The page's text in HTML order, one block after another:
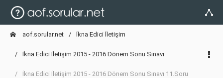
aof.sorular.net İkna Edici İletişim
İkna Edici İletişim 2015 - 2016 Dönem Sonu Sınavı
İkna Edici İletişim 2015 - 2016 Dönem Sonu Sınavı 11.Soru